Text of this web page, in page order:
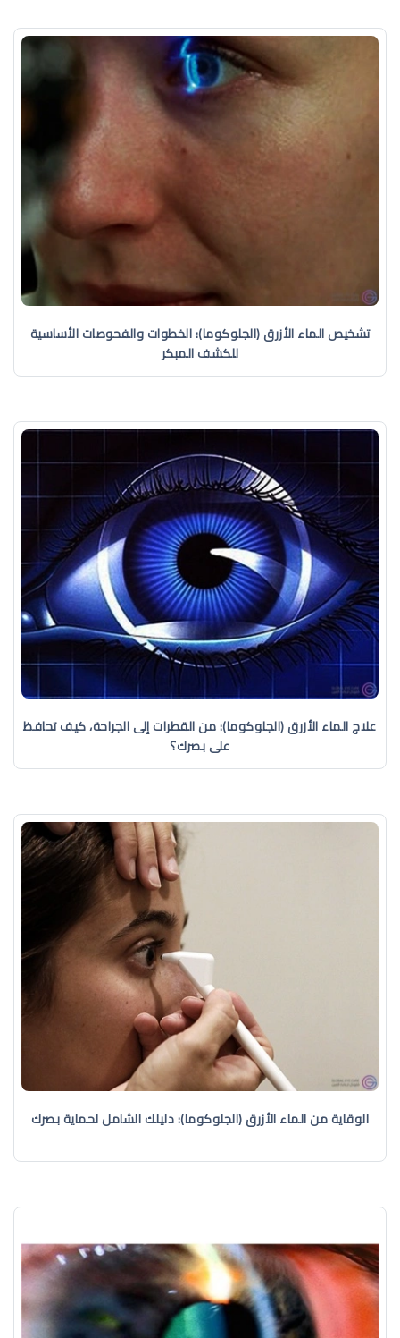
تشخيص الماء الأزرق (الجلوكوما): الخطوات والفحوصات الأساسية
للكشف المبكر
علاج الماء الأزرق (الجلوكوما): من القطرات إلى الجراحة، كيف تحافظ
على بصرك؟
الوقاية من الماء الأزرق (الجلوكوما): دليلك الشامل لحماية بصرك